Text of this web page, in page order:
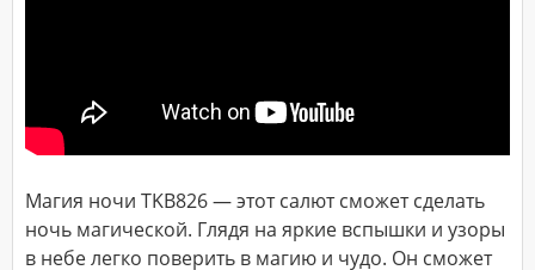
Магия ночи TKB826 — этот салют сможет сделать
ночь магической. Глядя на яркие вспышки и узоры
в небе легко поверить в магию и чудо. Он сможет
Адрес
(город,
улица,
квартира),
время
доставки*